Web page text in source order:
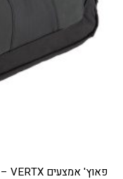
פאוץ' אמצעים VERTX – דגם S.O.C.P שחור